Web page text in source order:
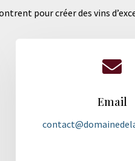
pour créer des vins

Email